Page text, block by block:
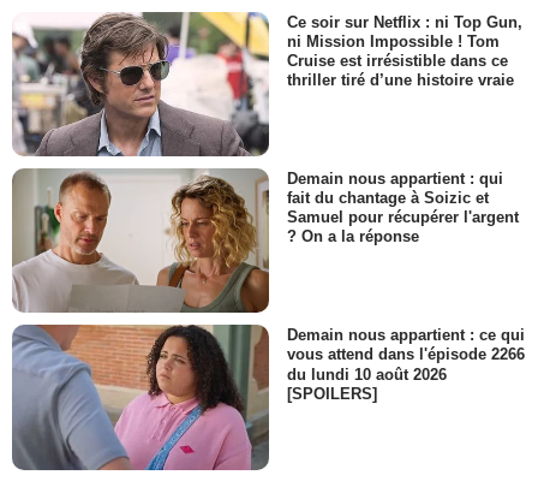
Ce soir sur Netflix : ni Top Gun,
ni Mission Impossible ! Tom
Cruise est irrésistible dans ce
thriller tiré d’une histoire vraie
Demain nous appartient : qui
fait du chantage à Soizic et
Samuel pour récupérer l'argent
? On a la réponse
Demain nous appartient : ce qui
vous attend dans l'épisode 2266
du lundi 10 août 2026
[SPOILERS]